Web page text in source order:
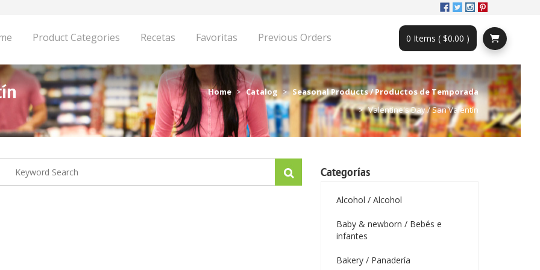
Product Categories Recetas Favoritas Previous Orders 0 Items ( $0.00 )
Home Catalog
Seasonal Products / Productos de Temporada
Valentine's Day / San Valentín
Categorías
Alcohol / Alcohol
Baby & newborn / Bebés e
infantes
Bakery / Panadería